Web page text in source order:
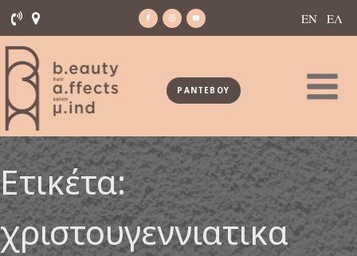
ΕΝ ΕΛ
ΡΑΝΤΕΒΟΥ
Ετικέτα:
χριστουγεννιατικα